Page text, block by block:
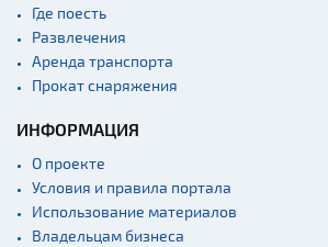
Костелы
Театры
Концертные залы
экскурсий: г. Минск
Спортивные
сооружения
Где поесть
Развлечения
Аренда транспорта
Прокат снаряжения
ИНФОРМАЦИЯ
О проекте
Условия и правила портала
Использование материалов
Владельцам бизнеса